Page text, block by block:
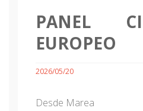
PANEL
EUROPEO
2026/05/20
Desde Marea